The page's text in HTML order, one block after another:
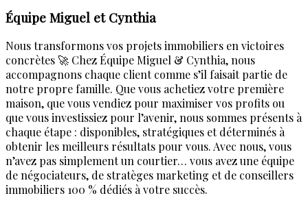
Équipe Miguel et Cynthia
Nous transformons vos projets immobiliers en victoires
concrètes 🚀 Chez Équipe Miguel & Cynthia, nous
accompagnons chaque client comme s’il faisait partie de
notre propre famille. Que vous achetiez votre première
maison, que vous vendiez pour maximiser vos profits ou
que vous investissiez pour l’avenir, nous sommes présents à
chaque étape : disponibles, stratégiques et déterminés à
obtenir les meilleurs résultats pour vous. Avec nous, vous
n’avez pas simplement un courtier… vous avez une équipe
de négociateurs, de stratèges marketing et de conseillers
immobiliers 100 % dédiés à votre succès.